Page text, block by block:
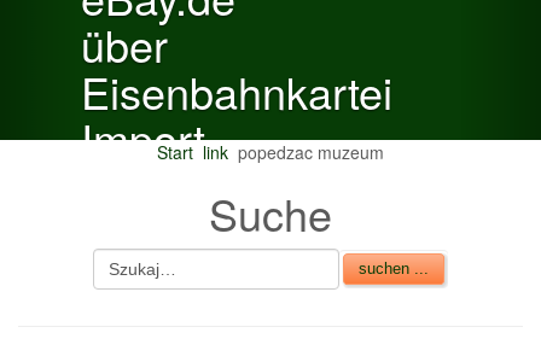
über
Eisenbahnkartei
Import
Verkaufsbetrag an
Gebühren je Inserat
Artikel
Start link popedzac muzeum
Suche